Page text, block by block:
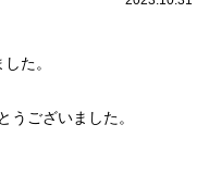
た。
うございました。